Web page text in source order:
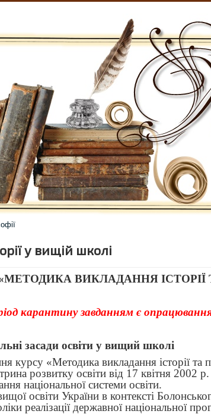
у вищій школі
МЕТОДИКА ВИКЛАДАННЯ
карантину завданням є
засади освіти у вищий школі
курсу «Методика викладання історії та
розвитку освіти від 17 квітня 2002 р.
національної системи освіти.
освіти України в контексті
реалізації державної національної